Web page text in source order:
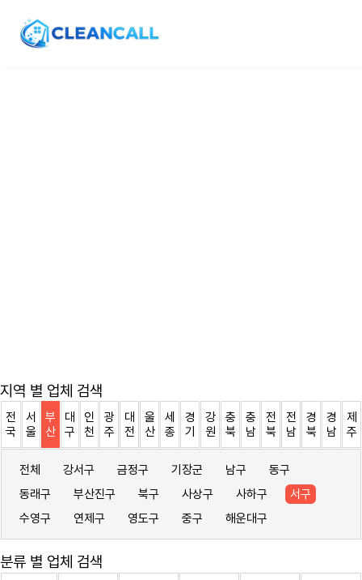
지역 별 업체 검색
전
국
서
울
부
산
대
구
인
천
광
주
대
전
울
산
세
종
경
기
강
원
충
북
충
남
전
북
전
남
경
북
경
남
제
주
전체 강서구 금정구 기장군 남구
동구
동래구
부산진구 북구 사상구 사하구
서구
수영구
연제구 영도구 중구 해운대구
분류 별 업체 검색